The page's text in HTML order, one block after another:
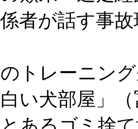
係者が話す事
のトレーニン
い犬部屋」